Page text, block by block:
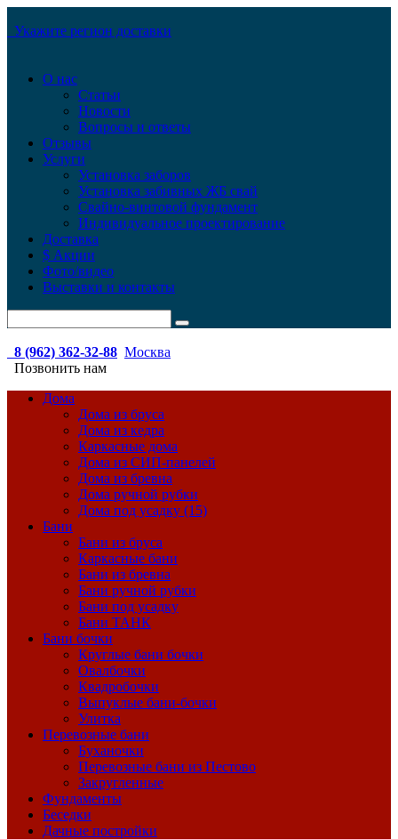
Укажите регион доставки
О нас
Статьи
Новости
Вопросы и ответы
Отзывы
Услуги
Установка заборов
Установка забивных ЖБ свай
Свайно-винтовой фундамент
Индивидуальное проектирование
Доставка
$ Акции
Фото/видео
Выставки и контакты
8 (962) 362-32-88 Москва
Позвонить нам
Дома
Дома из бруса
Дома из кедра
Каркасные дома
Дома из СИП-панелей
Дома из бревна
Дома ручной рубки
Дома под усадку (15)
Бани
Бани из бруса
Каркасные бани
Бани из бревна
Бани ручной рубки
Бани под усадку
Бани ТАНК
Бани бочки
Круглые бани бочки
Овалбочки
Квадробочки
Выпуклые бани-бочки
Улитка
Перевозные бани
Буханочки
Перевозные бани из Пестово
Закругленные
Фундаменты
Беседки
Дачные постройки